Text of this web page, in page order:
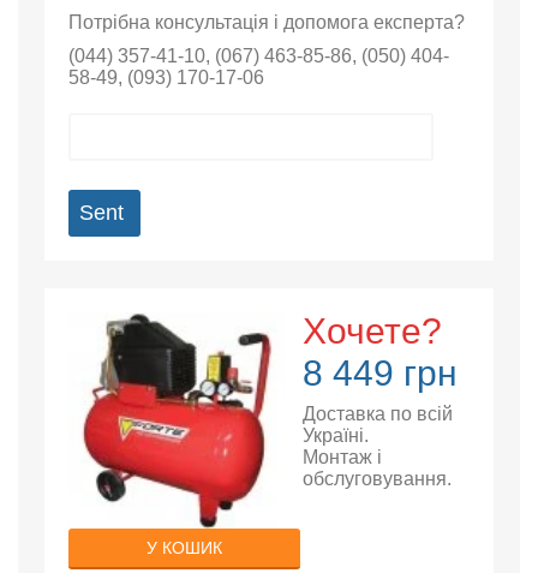
Потрібна консультація і допомога експерта?
(044) 357-41-10, (067) 463-85-86, (050) 404-
58-49, (093) 170-17-06
Sent
Хочете?
8 449 грн
Доставка по всій
Україні.
Монтаж і
обслуговування.
У КОШИК